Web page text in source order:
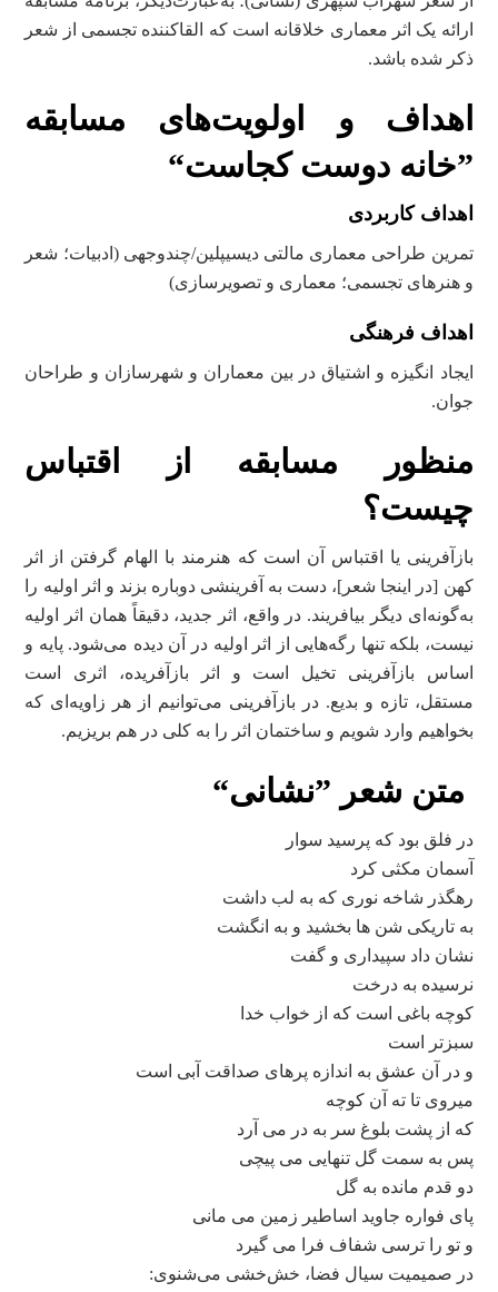
ارائه یک اثر معماری خلاقانه است که القاکننده تجسمی از شعر
ذکر شده باشد.
اهداف و اولویت‌های مسابقه
”خانه دوست کجاست“
اهداف کاربردی
تمرین طراحی معماری مالتی دیسیپلین/چندوجهی (ادبیات؛ شعر
و هنرهای تجسمی؛ معماری و تصویرسازی)
اهداف فرهنگی
ایجاد انگیزه و اشتیاق در بین معماران و شهرسازان و طراحان
جوان.
منظور مسابقه از اقتباس
چیست؟
بازآفرینی یا اقتباس آن است که هنرمند با الهام گرفتن از اثر
کهن [در اینجا شعر]، دست به آفرینشی دوباره بزند و اثر اولیه را
به‌گونه‌ای دیگر بیافریند. در واقع، اثر جدید، دقیقاً همان اثر اولیه
نیست، بلکه تنها رگه‌هایی از اثر اولیه در آن دیده می‌شود. پایه و
اساس بازآفرینی تخیل است و اثر بازآفریده، اثری است
مستقل، تازه و بدیع. در بازآفرینی می‌توانیم از هر زاویه‌ای که
بخواهیم وارد شویم و ساختمان اثر را به کلی در هم بریزیم.
متن شعر ”نشانی“
در فلق بود كه پرسيد سوار
آسمان مكثی كرد
رهگذر شاخه نوری كه به لب داشت
به تاريكی شن ها بخشيد و به انگشت
نشان داد سپيداری و گفت
نرسيده به درخت
كوچه باغی است كه از خواب خدا
سبزتر است
و در آن عشق به اندازه پرهای صداقت آبی است
ميروی تا ته آن كوچه
كه از پشت بلوغ سر به در می آرد
پس به سمت گل تنهايی می پيچی
دو قدم مانده به گل
پای فواره جاويد اساطير زمين می مانی
و تو را ترسی شفاف فرا می گيرد
در صمیمیت سیال فضا، خش‌خشی می‌شنوی: